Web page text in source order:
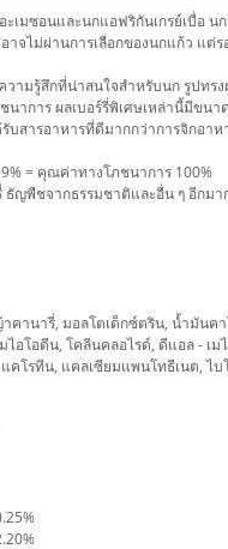
เมซอนและนกแอฟริกันเกรย์เบื่อ
จไม่ผ่านการเลือกของนกแก้ว แต่
ามรู้สึกที่น่าสนใจสำหรับนก รูปทร
การ ผลเบอร์รี่พิเศษเหล่านี้มีขนา
บสารอาหารที่ดีมากกว่าการจิกอาห
= คุณค่าทางโภชนาการ 100%
ธัญพืชจากธรรมชาติและอื่น ๆ อีกมา
คานารี่, มอลโตเด็กซ์ตริน, น้ำมัน
อโอดีน, โคลีนคลอไรด์, ดีแอล -
คโรทีน, แคลเซียมแพนโทธีเนต,